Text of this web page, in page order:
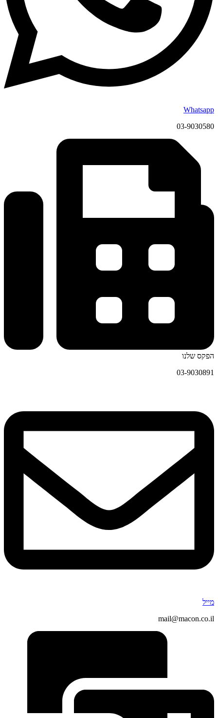
Whatsapp
03-9030580
הפקס שלנו
03-9030891
מייל
mail@macon.co.il